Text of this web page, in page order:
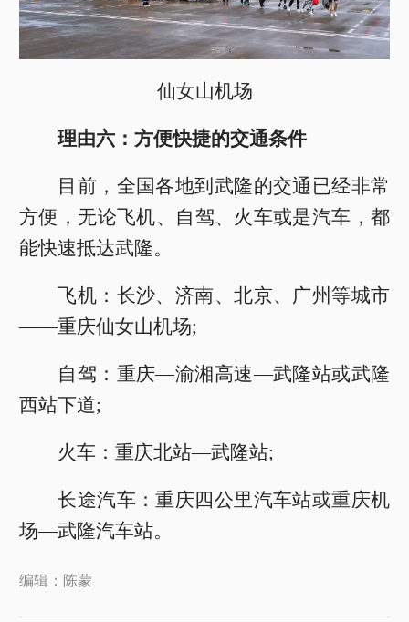
仙女山机场
理由六：方便快捷的交通条件
目前，全国各地到武隆的交通已经非常
方便，无论飞机、自驾、火车或是汽车，都
能快速抵达武隆。
飞机：长沙、济南、北京、广州等城市
——重庆仙女山机场;
自驾：重庆—渝湘高速—武隆站或武隆
西站下道;
火车：重庆北站—武隆站;
长途汽车：重庆四公里汽车站或重庆机
场—武隆汽车站。
编辑：陈蒙